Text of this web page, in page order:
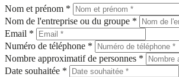
Nom et prénom *
Nom de l'entreprise ou du groupe *
Email *
Numéro de téléphone *
Nombre approximatif de personnes *
Date souhaitée *